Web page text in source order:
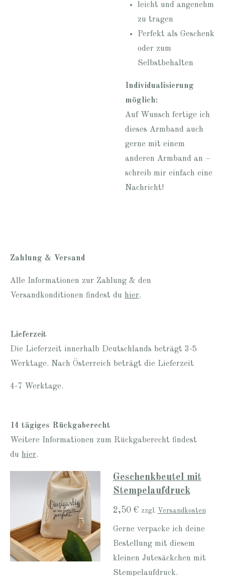
leicht und angenehm
zu tragen
Perfekt als Geschenk
oder zum
Selbstbehalten
Individualisierung
möglich:
Auf Wunsch fertige ich
dieses Armband auch
gerne mit einem
anderen Armband an –
schreib mir einfach eine
Nachricht!
Zahlung & Versand
Alle Informationen zur Zahlung & den
Versandkonditionen findest du hier.
Lieferzeit
Die Lieferzeit innerhalb Deutschlands beträgt 3-5
Werktage. Nach Österreich beträgt die Lieferzeit
4-7 Werktage.
14 tägiges Rückgaberecht
Weitere Informationen zum Rückgaberecht findest
du hier.
Geschenkbeutel mit
Stempelaufdruck
2,50 € zzgl. Versandkosten
Gerne verpacke ich deine
Bestellung mit diesem
kleinen Jutesäckchen mit
Stempelaufdruck.